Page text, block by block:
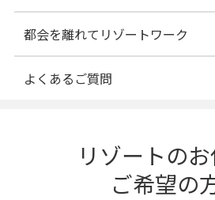
都会を離れてリゾートワーク
よくあるご質問
リゾートの
ご希望の